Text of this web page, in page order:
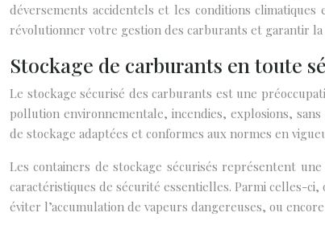
déversements accidentels et les conditions
révolutionner votre gestion des carburants et garantir
Stockage de carburants en toute
Le stockage sécurisé des carburants est une
pollution environnementale, incendies, explosions,
de stockage adaptées et conformes aux normes en
Les containers de stockage sécurisés représentent
caractéristiques de sécurité essentielles. Parmi celles-
éviter l’accumulation de vapeurs dangereuses, ou